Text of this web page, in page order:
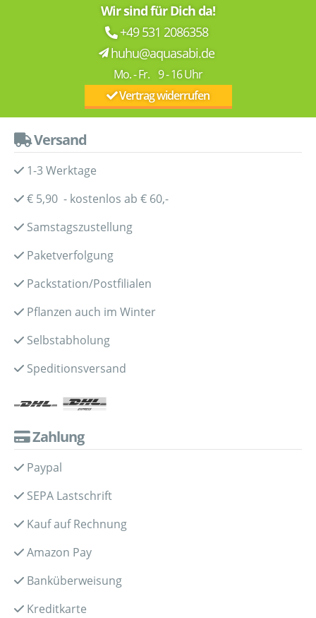
Wir sind für Dich da!
+49 531 2086358
huhu@aquasabi.de
Mo. - Fr. 9 - 16 Uhr
Vertrag widerrufen
Versand
1-3 Werktage
€ 5,90 - kostenlos ab € 60,-
Samstagszustellung
Paketverfolgung
Packstation/Postfilialen
Pflanzen auch im Winter
Selbstabholung
Speditionsversand
Zahlung
Paypal
SEPA Lastschrift
Kauf auf Rechnung
Amazon Pay
Banküberweisung
Kreditkarte